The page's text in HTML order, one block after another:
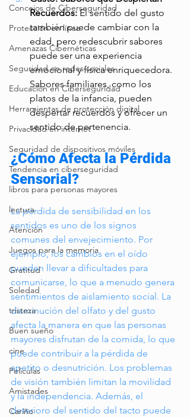
Concejos de Ciberseguridad
Protección en línea
Amenazas Cibernéticas
Seguridad en redes sociales
Educación en Ciberseguridad
Herramientas de protección digital
Privacidad en internet
Seguridad de dispositivos móviles
Tendencia en ciberseguridad
libros para personas mayores
lectura
Atención
Juegos para la memoria
Gratitud
Soledad
tristeza
Buen sueño
cine
Peliculas
Amistades
Cariño
Recuerdos: El sentido del gusto
también puede cambiar con la
edad, pero redescubrir sabores
puede ser una experiencia
emocional y física enriquecedora.
Sabores familiares, como los
platos de la infancia, pueden
despertar recuerdos y ofrecer un
sentido de pertenencia.
¿Cómo Afecta la Pérdida
Sensorial?
La pérdida de sensibilidad en los
sentidos es uno de los signos
comunes del envejecimiento. Por
ejemplo, los cambios en el oído
pueden llevar a dificultades para
comunicarse, lo que a menudo genera
sentimientos de aislamiento social. La
disminución del olfato y del gusto
afecta la manera en que las personas
mayores disfrutan de la comida, lo que
puede contribuir a la pérdida de
apetito o desnutrición. Los problemas
de visión también limitan la movilidad
y la independencia. Además, el
deterioro del sentido del tacto puede